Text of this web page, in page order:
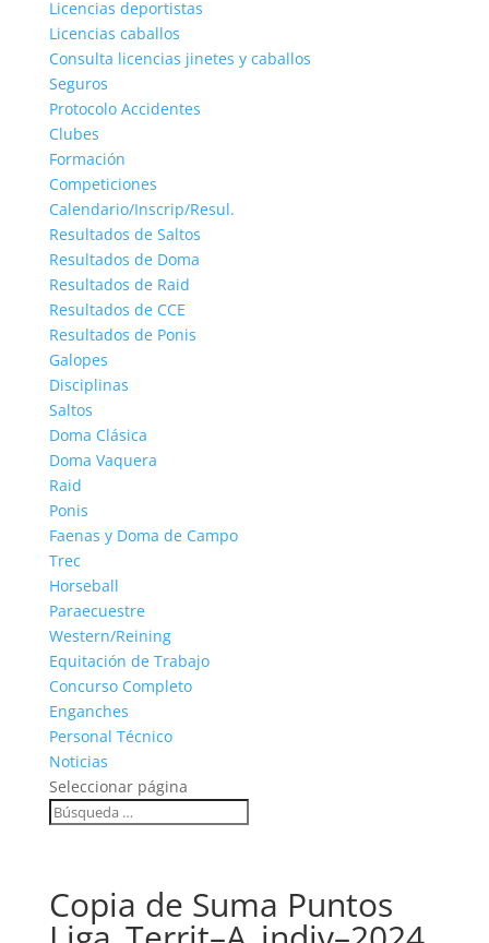
Licencias deportistas
Licencias caballos
Consulta licencias jinetes y caballos
Seguros
Protocolo Accidentes
Clubes
Formación
Competiciones
Calendario/Inscrip/Resul.
Resultados de Saltos
Resultados de Doma
Resultados de Raid
Resultados de CCE
Resultados de Ponis
Galopes
Disciplinas
Saltos
Doma Clásica
Doma Vaquera
Raid
Ponis
Faenas y Doma de Campo
Trec
Horseball
Paraecuestre
Western/Reining
Equitación de Trabajo
Concurso Completo
Enganches
Personal Técnico
Noticias
Seleccionar página
Copia de Suma Puntos